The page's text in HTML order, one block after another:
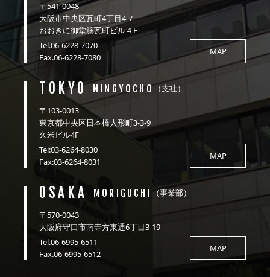
〒541-0048
大阪市中央区瓦町4丁目4-7
おおきに御堂筋瓦町ビル４F
Tel.06-6228-7070
Fax.06-6228-7080
MAP
TOKYO NINGYOCHO（支社）
〒103-0013
東京都中央区日本橋人形町3-3-9
久米ビル4F
Tel:03-6264-8030
Fax:03-6264-8031
MAP
OSAKA MORIGUCHI （事業部）
〒570-0043
大阪府守口市南寺方東通6丁目3-19
Tel.06-6995-6511
Fax.06-6995-6512
MAP